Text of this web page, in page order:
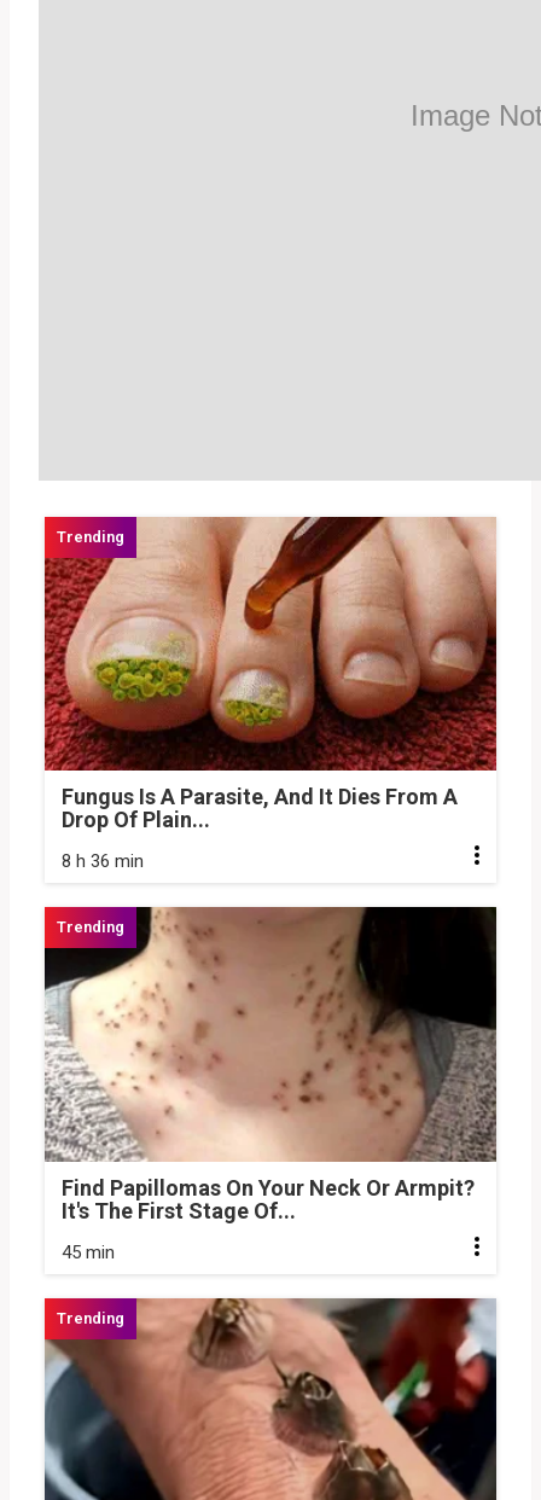
Fungus Is A Parasite, And It Dies From A
Drop Of Plain...
8 h 36 min
Find Papillomas On Your Neck Or Armpit?
It's The First Stage Of...
45 min